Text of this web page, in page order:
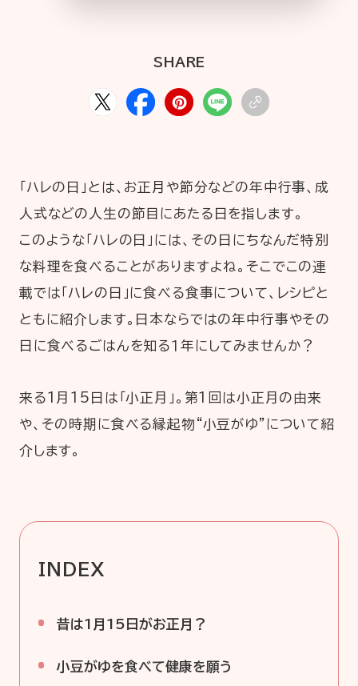
ABOUT
公式Xアカウント
アサヒグループ公式チャンネル
ご利用規約
SHARE
「ハレの日」とは、お正月や節分などの年中行事、成
人式などの人生の節目にあたる日を指します。
このような「ハレの日」には、その日にちなんだ特別
な料理を食べることがありますよね。そこでこの連
載では「ハレの日」に食べる食事について、レシピと
ともに紹介します。日本ならではの年中行事やその
日に食べるごはんを知る１年にしてみませんか？
来る1月15日は「小正月」。第1回は小正月の由来
や、その時期に食べる縁起物“小豆がゆ”について紹
介します。
INDEX
昔は1月15日がお正月？
小豆がゆを食べて健康を願う